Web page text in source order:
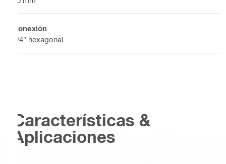
Conexión
1/4" hexagonal
Características &
Aplicaciones